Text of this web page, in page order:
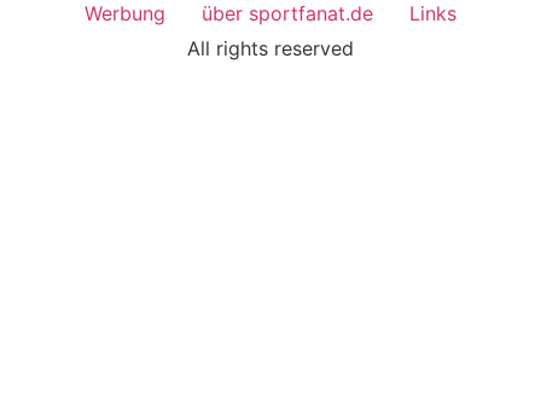
Werbung
über sportfanat.de
Links
All rights reserved